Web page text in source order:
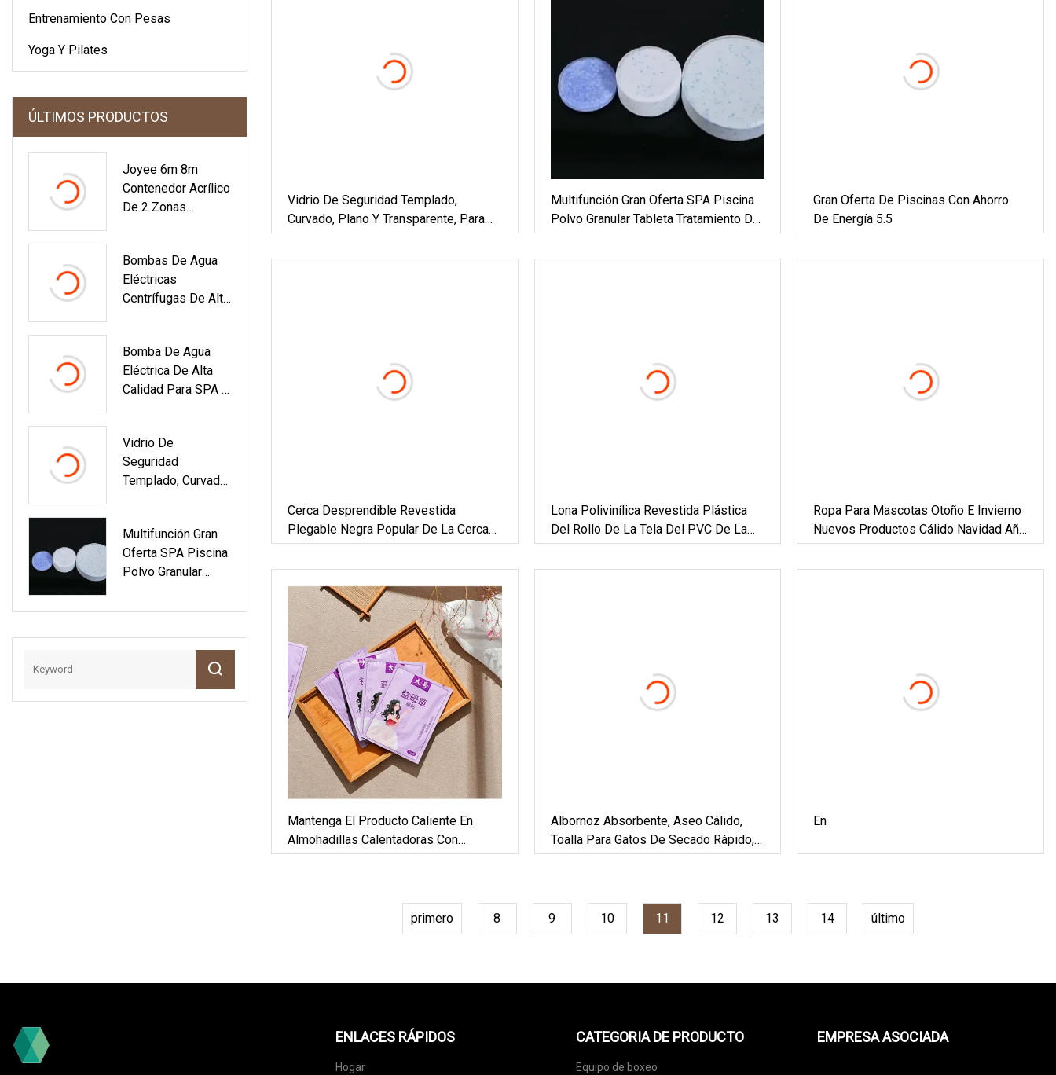
Entrenamiento Con Pesas
Yoga Y Pilates
ÚLTIMOS PRODUCTOS
Joyee 6m 8m
Contenedor Acrílico
De 2 Zonas
Piscina De SPA De
Natación Sin Fin
Bombas De Agua
Eléctricas
Centrífugas De Alta
Piscinas
Comerciales, SPA,
Cascadas Y
Bomba De Agua
Eléctrica De Alta
Calidad Para SPA Y
Vidrio De
Seguridad
Templado, Curvado,
Puerta De Cabina
De Ducha, Piscina,
Valla, Muebles,
Invernadero
Multifunción Gran
Oferta SPA Piscina
Polvo Granular
De Agua TCCA 90%
Vidrio De Seguridad Templado,
Curvado, Plano Y Transparente, Para
Puerta De Cabina De Ducha, Piscina,
Valla, Muebles, Balaustrada,
Multifunción Gran Oferta SPA Piscina
Polvo Granular Tableta Tratamiento De
Agua TCCA 90%
Gran Oferta De Piscinas Con Ahorro
De Energía 5.5
Cerca Desprendible Revestida
Plegable Negra Popular De La Cerca
De Seguridad Temporal De La Piscina
De La Malla
Lona Polivinílica Revestida Plástica
Del Rollo De La Tela Del PVC De La
Lona Del PVC De La Cubierta De La
Piscina De La Cubierta Del Rollo De La
Ropa Para Mascotas Otoño E Invierno
Nuevos Productos Cálido Navidad Año
Nuevo Festivo Navidad Elk Pareja
Vestido Falda Sudadera Con Capucha
Mantenga El Producto Caliente En
Almohadillas Calentadoras Con
Parches Térmicos De Invierno
Albornoz Absorbente, Aseo Cálido,
Toalla Para Gatos De Secado Rápido,
Productos Para Perros Al Por Mayor
En
primero 8 9 10 11 12 13 14 último
ENLACES RÁPIDOS
Hogar
CATEGORIA DE PRODUCTO
Equipo de boxeo
EMPRESA ASOCIADA